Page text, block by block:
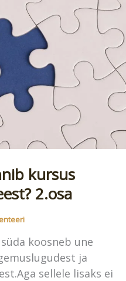
kursus
2.osa
koosneb une
ja
sellele lisaks ei